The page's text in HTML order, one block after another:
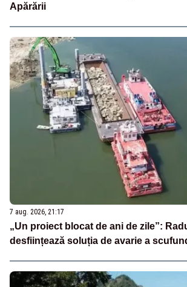
Apărării
7 aug. 2026, 21:17
„Un proiect blocat de ani de zile”:
desființează soluția de avarie a